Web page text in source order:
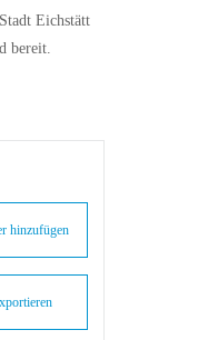
Eichstätt
bereit.
hinzufügen